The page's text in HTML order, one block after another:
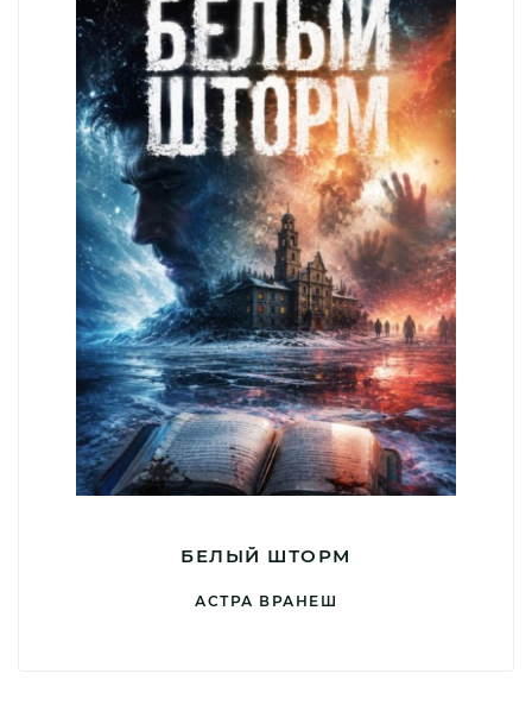
БЕЛЫЙ ШТОРМ
АСТРА ВРАНЕШ